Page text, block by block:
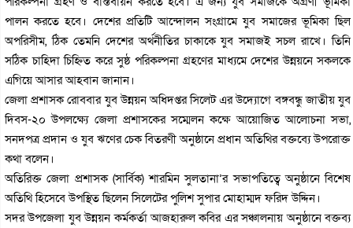
পালন করতে হবে। দেশের প্রতিটি আন্দোলন সংগ্রামে যুব সমাজের ভূমিকা ছিল
অপরিসীম, ঠিক তেমনি দেশের অর্থনীতির চাকাকে যুব সমাজই সচল রাখে। তিনি
সঠিক চাহিদা চিহ্নিত করে সুষ্ঠ পরিকল্পনা গ্রহণের মাধ্যমে দেশের উন্নয়নে সকলকে
এগিয়ে আসার আহবান জানান।
জেলা প্রশাসক রোববার যুব উন্নয়ন অধিদপ্তর সিলেট এর উদ্যোগে বঙ্গবন্ধু জাতীয় যুব
দিবস-২০ উপলক্ষ্যে জেলা প্রশাসকের সম্মেলন কক্ষে আয়োজিত আলোচনা সভা,
সনদপত্র প্রদান ও যুব ঋণের চেক বিতরণী অনুষ্ঠানে প্রধান অতিথির বক্তব্যে উপরোক্ত
কথা বলেন।
অতিরিক্ত জেলা প্রশাসক (সার্বিক) শারমিন সুলতানা’র সভাপতিত্বে অনুষ্ঠানে বিশেষ
অতিথি হিসেবে উপস্থিত ছিলেন সিলেটের পুলিশ সুপার মোহাম্মদ ফরিদ উদ্দিন।
সদর উপজেলা যুব উন্নয়ন কর্মকর্তা আজহারুল কবির এর সঞ্চালনায় অনুষ্ঠানে বক্তব্য